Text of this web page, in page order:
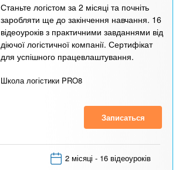
Станьте логістом за 2 місяці та почніть
заробляти ще до закінчення навчання. 16
відеоуроків з практичними завданнями від
діючої логістичної компанії. Сертифікат
для успішного працевлаштування.
Школа логістики PRO8
Записаться
2 місяці - 16 відеоуроків